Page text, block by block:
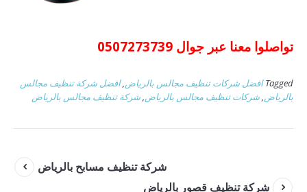
تواصلوا معنا عبر جوال 0507273739
Tagged افضل شركات تنظيف مجالس بالرياض,افضل شركة تنظيف مجالس
بالرياض,شركات تنظيف مجالس بالرياض,شركة تنظيف مجالس بالرياض
شركة تنظيف مسابح بالرياض
شركة تنظيف قصور بالرياض